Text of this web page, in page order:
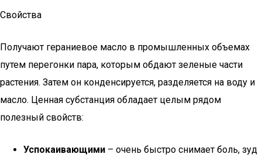
Свойства
Получают гераниевое масло в промышленных объемах
путем перегонки пара, которым обдают зеленые части
растения. Затем он конденсируется, разделяется на воду и
масло. Ценная субстанция обладает целым рядом
полезный свойств:
Успокаивающими – очень быстро снимает боль, зуд